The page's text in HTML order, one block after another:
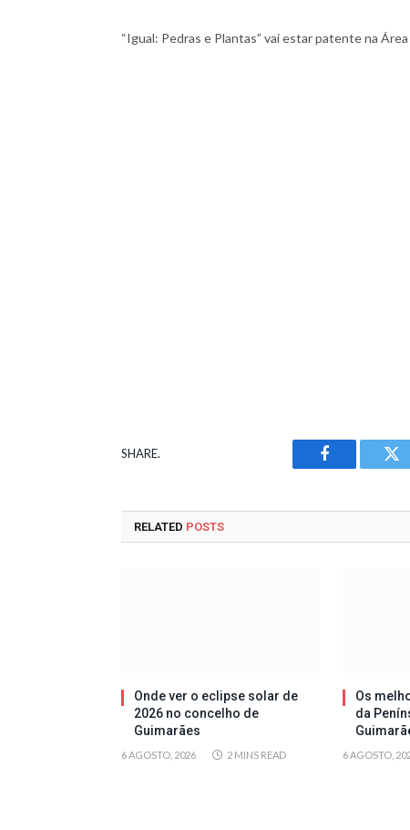
“Igual: Pedras e Plantas” vai estar patente na
SHARE.
Facebook
RELATED POSTS
Onde ver o eclipse solar de
2026 no concelho de
Guimarães
6 AGOSTO, 2026 2 MINS READ
Os
da
6 AGOSTO,